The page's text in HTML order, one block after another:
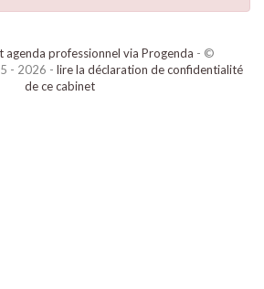
agenda professionnel via Progenda - ©
- 2026 - lire la déclaration de confidentialité
de ce cabinet